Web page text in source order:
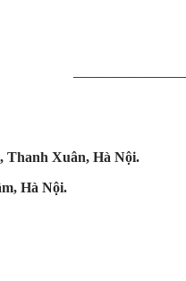
Thanh Xuân, Hà Nội.
Hà Nội.